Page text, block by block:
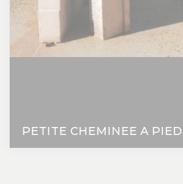
PETITE CHEMINEE A